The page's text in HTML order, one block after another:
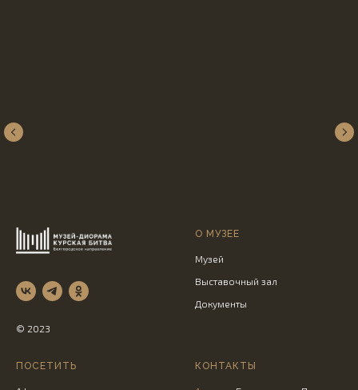
© 2023
О МУЗЕЕ
Музей
Выставочный зал
Документы
ПОСЕТИТЬ КОНТАКТЫ